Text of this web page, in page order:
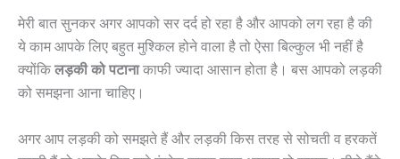
मेरी बात सुनकर अगर आपको सर दर्द हो रहा है और आपको लग रहा है की
ये काम आपके लिए बहुत मुश्किल होने वाला है तो ऐसा बिल्कुल भी नहीं है
क्योंकि लड़की को पटानाकाफी ज्यादा आसान होता है। बस आपको लड़की
को समझना आना चाहिए।‌
अगर आप लड़की को समझते हैं और लड़की किस तरह से सोचती व हरकतें